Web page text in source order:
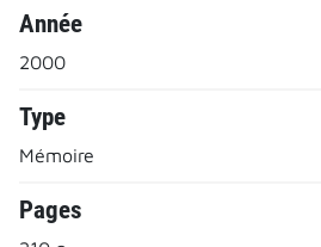
Année
2000
Type
Mémoire
Pages